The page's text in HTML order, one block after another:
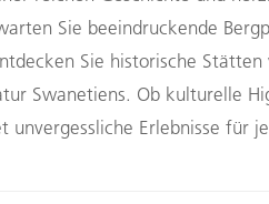
Sie beeindruckende
Sie historische
Swanetiens. Ob kulturelle
Erlebnisse für